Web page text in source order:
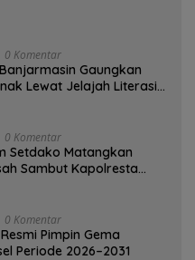
0 Komentar
Gaungkan
Lewat Jelajah Literasi
0 Komentar
Setdako Matangkan
Sambut Kapolresta
0 Komentar
Pimpin Gema
Periode 2026–2031